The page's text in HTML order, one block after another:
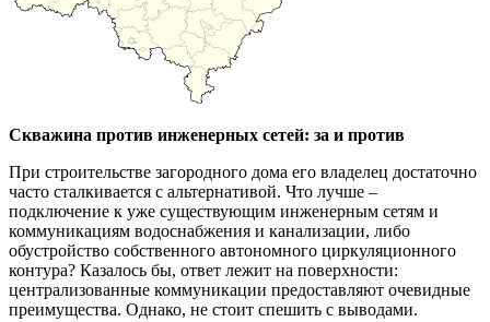
Скважина против инженерных сетей: за и против
При строительстве загородного дома его владелец достаточно
часто сталкивается с альтернативой. Что лучше –
подключение к уже существующим инженерным сетям и
коммуникациям водоснабжения и канализации, либо
обустройство собственного автономного циркуляционного
контура? Казалось бы, ответ лежит на поверхности:
централизованные коммуникации предоставляют очевидные
преимущества. Однако, не стоит спешить с выводами.